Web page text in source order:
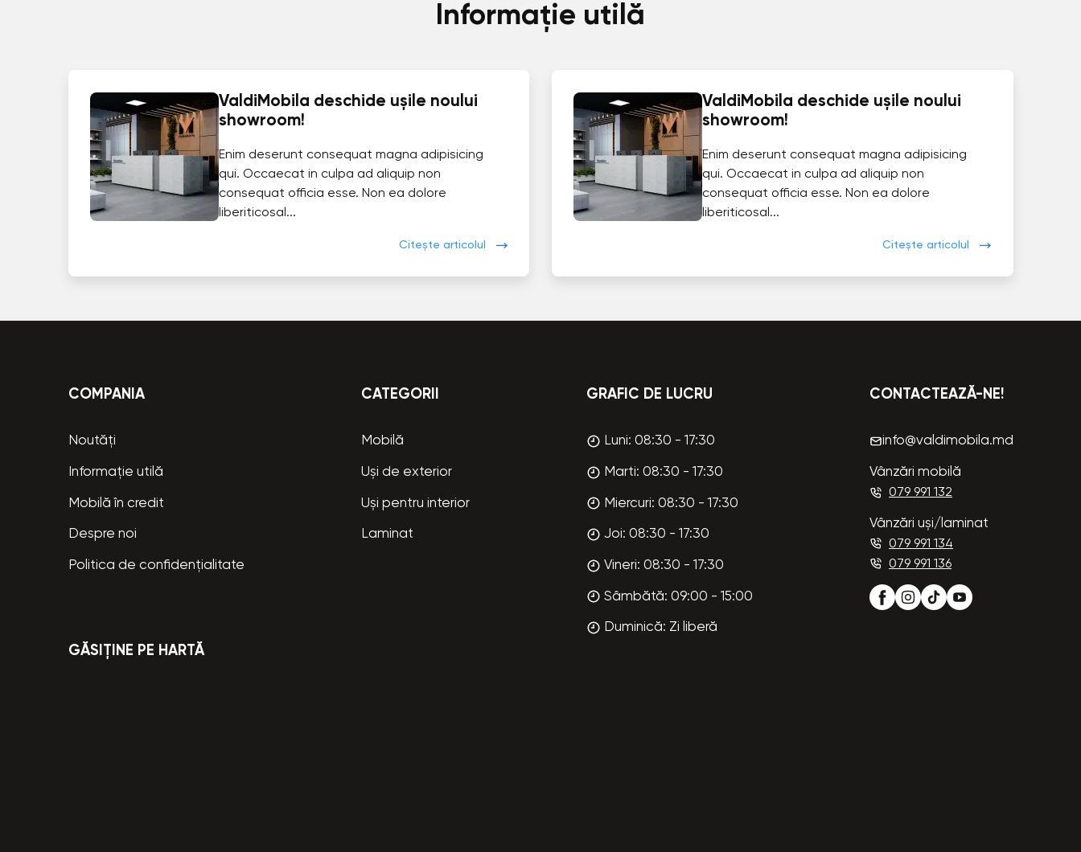
Informație utilă
ValdiMobila deschide ușile noului
showroom!
Enim deserunt consequat magna adipisicing
qui. Occaecat in culpa ad aliquip non
consequat officia esse. Non ea dolore
liberiticosal...
Citește articolul
ValdiMobila deschide ușile noului
showroom!
Enim deserunt consequat magna adipisicing
qui. Occaecat in culpa ad aliquip non
consequat officia esse. Non ea dolore
liberiticosal...
Citește articolul
COMPANIA
Noutăți
Informație utilă
Mobilă în credit
Despre noi
Politica de confidențialitate
CATEGORII
Mobilă
Uși de exterior
Uși pentru interior
Laminat
GRAFIC DE LUCRU
Luni: 08:30 - 17:30
Marti: 08:30 - 17:30
Miercuri: 08:30 - 17:30
Joi: 08:30 - 17:30
Vineri: 08:30 - 17:30
Sâmbătă: 09:00 - 15:00
Duminică: Zi liberă
CONTACTEAZĂ-NE!
info@valdimobila.md
Vânzări mobilă
079 991 132
Vânzări uși/laminat
079 991 134
079 991 136
GĂSIȚINE PE HARTĂ